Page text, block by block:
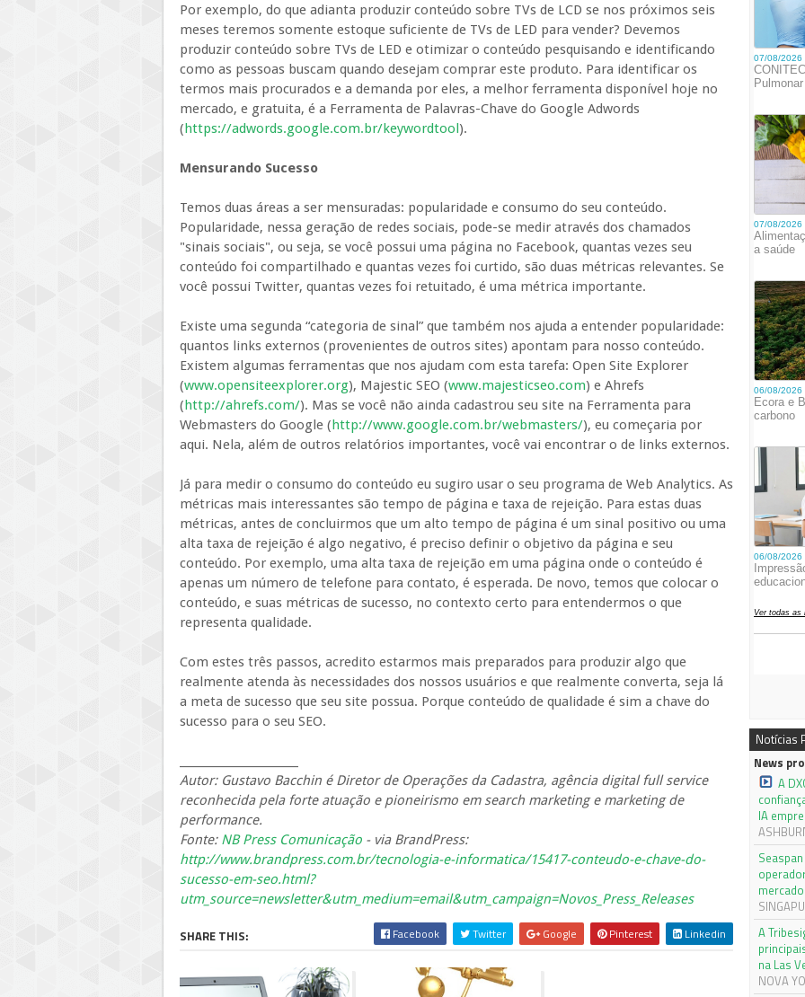
Por exemplo, do que adianta produzir conteúdo sobre TVs de LCD se nos próximos seis
meses teremos somente estoque suficiente de TVs de LED para vender? Devemos
produzir conteúdo sobre TVs de LED e otimizar o conteúdo pesquisando e identificando
como as pessoas buscam quando desejam comprar este produto. Para identificar os
termos mais procurados e a demanda por eles, a melhor ferramenta disponível hoje no
mercado, e gratuita, é a Ferramenta de Palavras-Chave do Google Adwords
(https://adwords.google.com.br/keywordtool).
Mensurando Sucesso
Temos duas áreas a ser mensuradas: popularidade e consumo do seu conteúdo.
Popularidade, nessa geração de redes sociais, pode-se medir através dos chamados
"sinais sociais", ou seja, se você possui uma página no Facebook, quantas vezes seu
conteúdo foi compartilhado e quantas vezes foi curtido, são duas métricas relevantes. Se
você possui Twitter, quantas vezes foi retuitado, é uma métrica importante.
Existe uma segunda “categoria de sinal” que também nos ajuda a entender popularidade:
quantos links externos (provenientes de outros sites) apontam para nosso conteúdo.
Existem algumas ferramentas que nos ajudam com esta tarefa: Open Site Explorer
(www.opensiteexplorer.org), Majestic SEO (www.majesticseo.com) e Ahrefs
(http://ahrefs.com/). Mas se você não ainda cadastrou seu site na Ferramenta para
Webmasters do Google (http://www.google.com.br/webmasters/), eu começaria por
aqui. Nela, além de outros relatórios importantes, você vai encontrar o de links externos.
Já para medir o consumo do conteúdo eu sugiro usar o seu programa de Web Analytics. As
métricas mais interessantes são tempo de página e taxa de rejeição. Para estas duas
métricas, antes de concluirmos que um alto tempo de página é um sinal positivo ou uma
alta taxa de rejeição é algo negativo, é preciso definir o objetivo da página e seu
conteúdo. Por exemplo, uma alta taxa de rejeição em uma página onde o conteúdo é
apenas um número de telefone para contato, é esperada. De novo, temos que colocar o
conteúdo, e suas métricas de sucesso, no contexto certo para entendermos o que
representa qualidade.
Com estes três passos, acredito estarmos mais preparados para produzir algo que
realmente atenda às necessidades dos nossos usuários e que realmente converta, seja lá
a meta de sucesso que seu site possua. Porque conteúdo de qualidade é sim a chave do
sucesso para o seu SEO.
Autor: Gustavo Bacchin é Diretor de Operações da Cadastra, agência digital full service
reconhecida pela forte atuação e pioneirismo em search marketing e marketing de
performance.
Fonte: NB Press Comunicação - via BrandPress:
http://www.brandpress.com.br/tecnologia-e-informatica/15417-conteudo-e-chave-do-
sucesso-em-seo.html?
utm_source=newsletter&utm_medium=email&utm_campaign=Novos_Press_Releases
SHARE THIS: Facebook Twitter Google Pinterest Linkedin
Notícias
News
A
IA
A
na Las
NOVA